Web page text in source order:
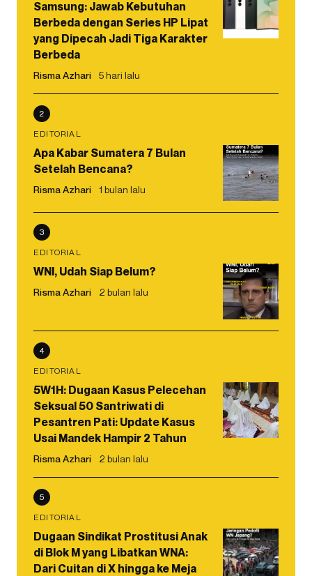
Samsung: Jawab Kebutuhan
Berbeda dengan Series HP Lipat
yang Dipecah Jadi Tiga Karakter
Berbeda
Risma Azhari 5 hari lalu
2
EDITORIAL
Apa Kabar Sumatera 7 Bulan
Setelah Bencana?
Risma Azhari 1 bulan lalu
3
EDITORIAL
WNI, Udah Siap Belum?
Risma Azhari 2 bulan lalu
4
EDITORIAL
5W1H: Dugaan Kasus Pelecehan
Seksual 50 Santriwati di
Pesantren Pati: Update Kasus
Usai Mandek Hampir 2 Tahun
Risma Azhari 2 bulan lalu
5
EDITORIAL
Dugaan Sindikat Prostitusi Anak
di Blok M yang Libatkan WNA:
Dari Cuitan di X hingga ke Meja